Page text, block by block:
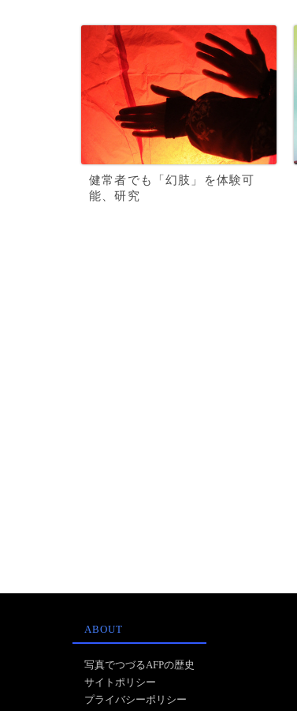
健常者でも「幻肢」を体験可
能、研究
ABOUT
写真でつづるAFPの歴史
サイトポリシー
プライバシーポリシー